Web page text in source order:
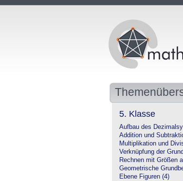
5. Klasse
Aufbau des
Addition und
Multiplikation und
Verknüpfung der
Rechnen mit Größen
Geometrische
Ebene Figuren (4)